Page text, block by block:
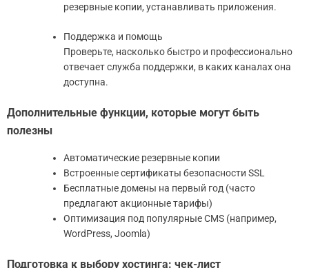
резервные копии, устанавливать приложения.
Поддержка и помощь
Проверьте, насколько быстро и профессионально
отвечает служба поддержки, в каких каналах она
доступна.
Дополнительные функции, которые могут быть
полезны
Автоматические резервные копии
Встроенные сертификаты безопасности SSL
Бесплатные домены на первый год (часто
предлагают акционные тарифы)
Оптимизация под популярные CMS (например,
WordPress, Joomla)
Подготовка к выбору хостинга: чек-лист